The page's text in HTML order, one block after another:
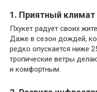
1. Приятный климат
Пхукет радует своих
Даже в сезон дождей,
редко опускается ниже
тропические ветры
и комфортным.